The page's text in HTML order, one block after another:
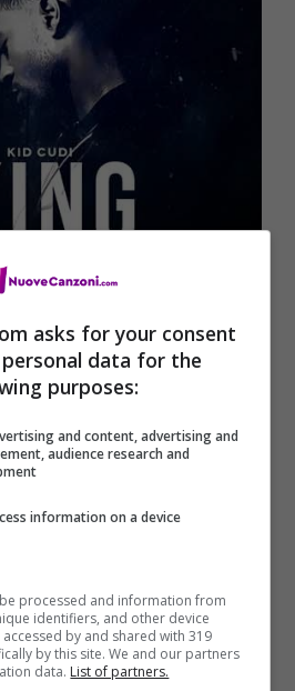
asks for your consent
data for the
purposes:
and content, advertising and
audience research and
information on a device
processed and information from
identifiers, and other device
by and shared with 319
by this site. We and our partners
data. List of partners.